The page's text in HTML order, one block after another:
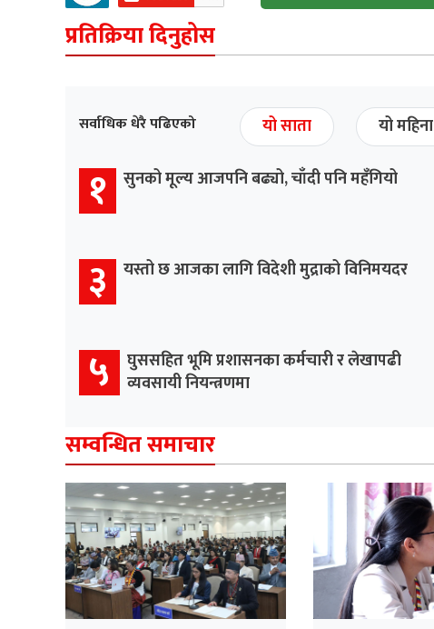
प्रतिक्रिया दिनुहोस
सर्वाधिक धेरै पढिएको यो साता यो महिना
१ सुनको मूल्य आजपनि बढ्यो, चाँदी पनि महँगियो
३ यस्तो छ आजका लागि विदेशी मुद्राको विनिमयदर
५
घुससहित भूमि प्रशासनका कर्मचारी र लेखापढी
व्यवसायी नियन्त्रणमा
सम्वन्धित समाचार